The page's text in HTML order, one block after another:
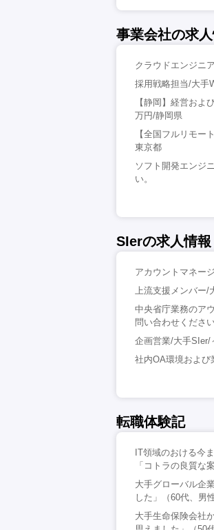
事業会社の求
クラウドエンジニ
採用戦略担当/大手
【静岡】経営およ
万円/静岡県
【全国フルリモー
東京都
ソフト開発エンジ
い。
SIerの求人情報
アカウントマネー
上流支援メンバー
中央省庁業務のア
問い合わせくださ
企画営業/大手SIer/
社内OA環境および
転職体験記
IT領域のおける今
「コトラの良質な
大手グローバル企
した」（60代、男
大手生命保険会社